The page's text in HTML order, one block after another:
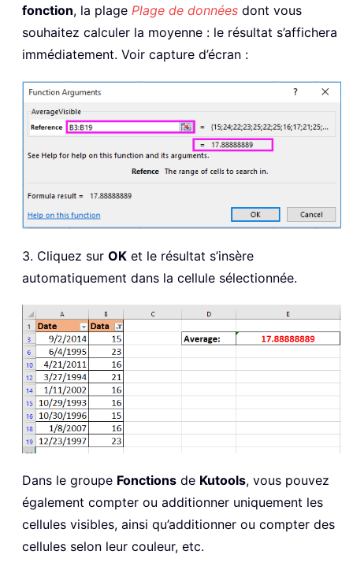
fonction, la plage Plage de données dont vous
souhaitez calculer la moyenne : le résultat s’affichera
immédiatement. Voir capture d’écran :
3. Cliquez sur OK et le résultat s’insère
automatiquement dans la cellule sélectionnée.
Dans le groupe Fonctions de Kutools, vous pouvez
également compter ou additionner uniquement les
cellules visibles, ainsi qu’additionner ou compter des
cellules selon leur couleur, etc.